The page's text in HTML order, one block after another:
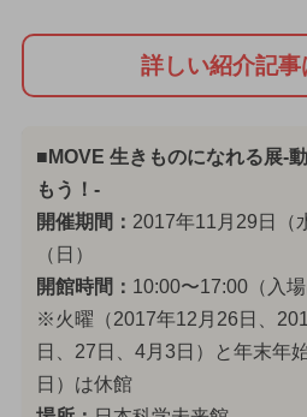
詳しい紹介記事
■MOVE 生きものになれる展-
もう！-
開催期間： 2017年11月29日（
（日）
開館時間： 10:00〜17:00（入場
※火曜（2017年12月26日、
日、27日、4月3日）と年末年
日）は休館